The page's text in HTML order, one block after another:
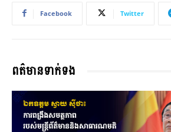
Facebook Twitter
ពត៌មានទាក់ទង